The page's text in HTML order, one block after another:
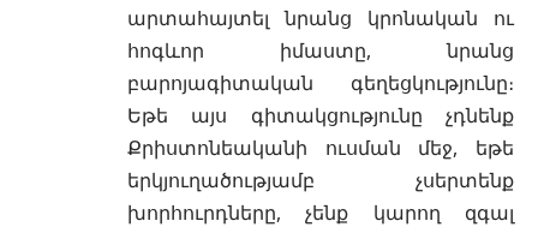
արտահայտել նրանց կրոնական ու
հոգևոր իմաստը, նրանց
բարոյագիտական գեղեցկությունը։
Եթե այս գիտակցությունը չդնենք
Քրիստոնեականի ուսման մեջ, եթե
երկյուղածությամբ չսերտենք
խորհուրդները, չենք կարող զգալ